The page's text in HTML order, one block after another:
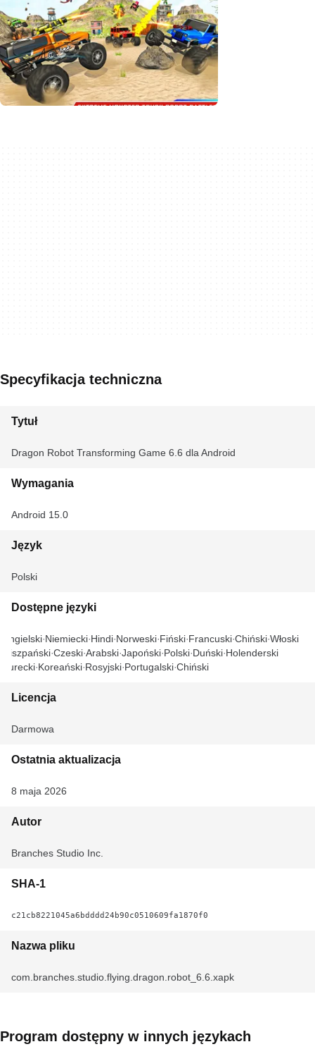
Specyfikacja techniczna
Tytuł
Dragon Robot Transforming Game 6.6 dla Android
Wymagania
Android 15.0
Język
Polski
Dostępne języki
Angielski Niemiecki Hindi Norweski Fiński Francuski Chiński Włoski
Hiszpański Czeski Arabski Japoński Polski Duński Holenderski
Turecki Koreański Rosyjski Portugalski Chiński
Licencja
Darmowa
Ostatnia aktualizacja
8 maja 2026
Autor
Branches Studio Inc.
SHA-1
c21cb8221045a6bdddd24b90c0510609fa1870f0
Nazwa pliku
com.branches.studio.flying.dragon.robot_6.6.xapk
Program dostępny w innych językach